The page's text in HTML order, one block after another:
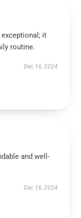
it
routine.
Dec 16, 2024
and well-
Dec 16, 2024